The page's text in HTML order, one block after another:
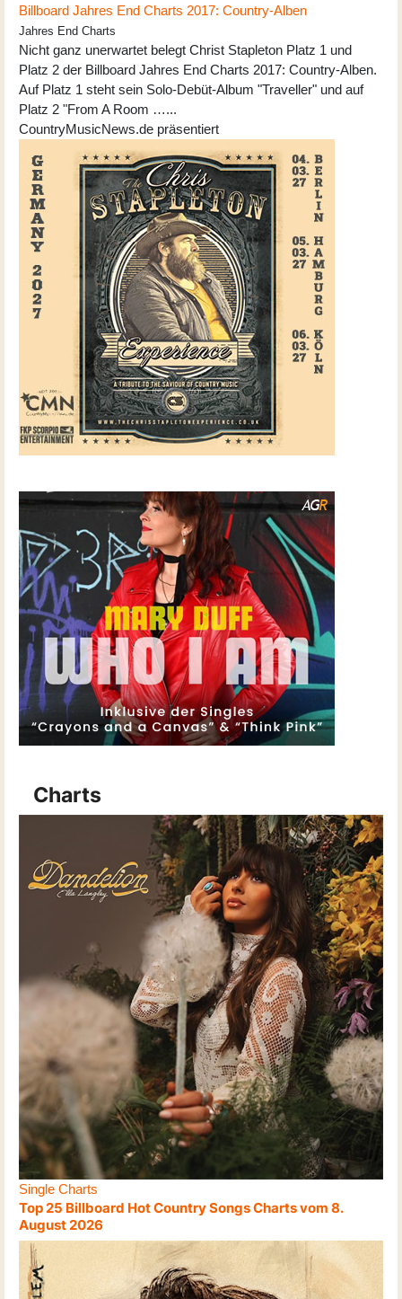
Billboard Jahres End Charts 2017: Country-Alben
Jahres End Charts
Nicht ganz unerwartet belegt Christ Stapleton Platz 1 und
Platz 2 der Billboard Jahres End Charts 2017: Country-Alben.
Auf Platz 1 steht sein Solo-Debüt-Album "Traveller" und auf
Platz 2 "From A Room …...
CountryMusicNews.de präsentiert
Charts
Single Charts
Top 25 Billboard Hot Country Songs Charts vom 8.
August 2026